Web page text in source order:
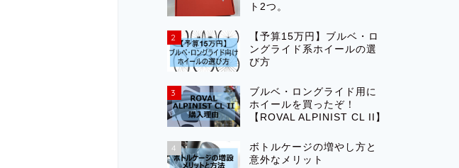
ト2つ。
2
【予算15万円】ブルベ・ロ
ングライド系ホイールの選
び方
3
ブルベ・ロングライド用に
ホイールを買ったぞ！
【ROVAL ALPINIST CL II】
4
ボトルケージの増やし方と
意外なメリット